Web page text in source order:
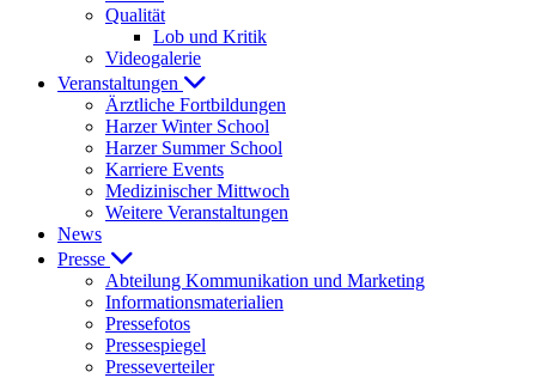
Qualität
Lob und Kritik
Videogalerie
Veranstaltungen
Ärztliche Fortbildungen
Harzer Winter School
Harzer Summer School
Karriere Events
Medizinischer Mittwoch
Weitere Veranstaltungen
News
Presse
Abteilung Kommunikation und Marketing
Informationsmaterialien
Pressefotos
Pressespiegel
Presseverteiler